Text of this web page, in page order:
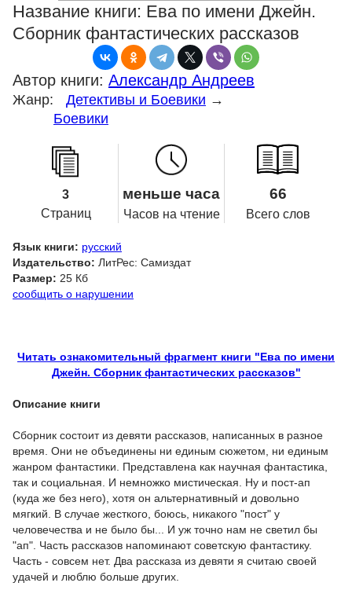
Название книги: Ева по имени Джейн.
Сборник фантастических рассказов
Автор книги: Александр Андреев
Жанр: Детективы и Боевики →
Боевики
3
Страниц
меньше часа
Часов на чтение
66
Всего слов
Язык книги: русский
Издательство: ЛитРес: Самиздат
Размер: 25 Кб
сообщить о нарушении
Читать ознакомительный фрагмент книги "Ева по имени
Джейн. Сборник фантастических рассказов"
Описание книги
Сборник состоит из девяти рассказов, написанных в разное
время. Они не объединены ни единым сюжетом, ни единым
жанром фантастики. Представлена как научная фантастика,
так и социальная. И немножко мистическая. Ну и пост-ап
(куда же без него), хотя он альтернативный и довольно
мягкий. В случае жесткого, боюсь, никакого "пост" у
человечества и не было бы... И уж точно нам не светил бы
"ап". Часть рассказов напоминают советскую фантастику.
Часть - совсем нет. Два рассказа из девяти я считаю своей
удачей и люблю больше других.